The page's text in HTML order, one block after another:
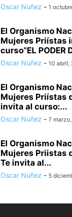
Oscar Nuñez - 1
El Organismo
Mujeres Priístas
curso”EL PODER
Oscar Nuñez - 10 abril,
El Organismo
Mujeres Priístas
invita al curso:...
Oscar Nuñez - 7
El Organismo
Mujeres Priistas
Te invita al...
Oscar Nuñez - 5